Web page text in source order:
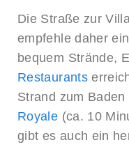
Die Straße zur
empfehle daher
bequem Strände,
Restaurants
Strand zum
Royale (ca. 10
gibt es auch ein